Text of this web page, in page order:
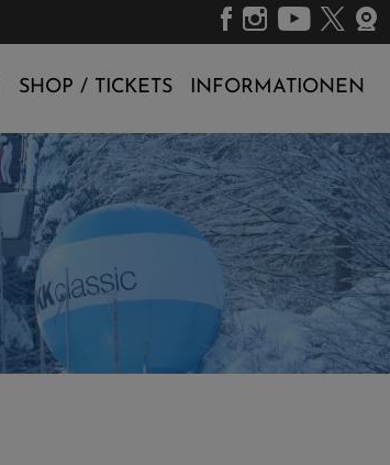
SHOP / TICKETS INFORMATIONEN